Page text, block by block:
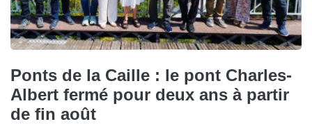
Ponts de la Caille : le pont Charles-
Albert fermé pour deux ans à partir
de fin août